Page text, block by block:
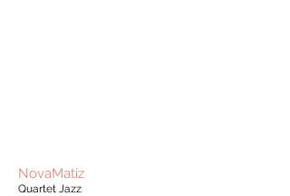
NovaMatiz
Quartet Jazz